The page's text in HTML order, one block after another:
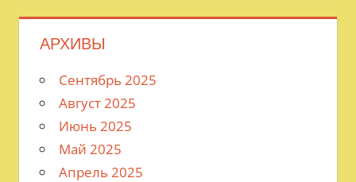
АРХИВЫ
Сентябрь 2025
Август 2025
Июнь 2025
Май 2025
Апрель 2025